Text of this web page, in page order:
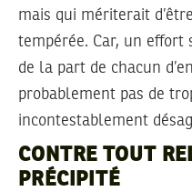
mais qui mériterait
tempérée. Car, un effort
de la part de chacun
probablement pas de
incontestablement
CONTRE TOUT
PRÉCIPITÉ